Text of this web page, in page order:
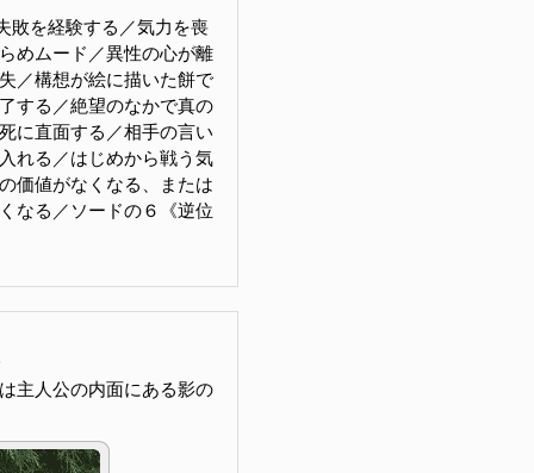
敗を経験する／気力を喪
めムード／異性の心が離
／構想が絵に描いた餅で
する／絶望のなかで真の
に直面する／相手の言い
れる／はじめから戦う気
価値がなくなる、または
なる／ソードの６《逆位
主人公の内面にある影の